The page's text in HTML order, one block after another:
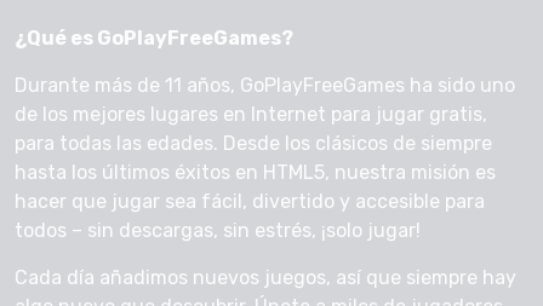
¿Qué es GoPlayFreeGames?
Durante más de 11 años, GoPlayFreeGames ha sido uno
de los mejores lugares en Internet para jugar gratis,
para todas las edades. Desde los clásicos de siempre
hasta los últimos éxitos en HTML5, nuestra misión es
hacer que jugar sea fácil, divertido y accesible para
todos – sin descargas, sin estrés, ¡solo jugar!
Cada día añadimos nuevos juegos, así que siempre hay